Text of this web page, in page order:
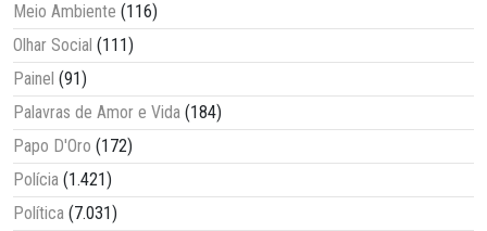
Meio Ambiente (116)
Olhar Social (111)
Painel (91)
Palavras de Amor e Vida (184)
Papo D'Oro (172)
Polícia (1.421)
Política (7.031)